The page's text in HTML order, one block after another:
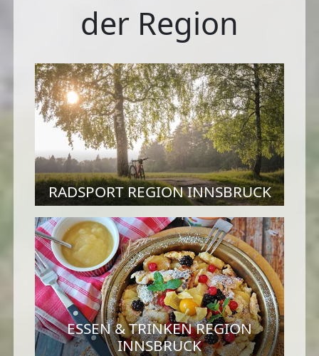
der Region
RADSPORT REGION INNSBRUCK
ESSEN & TRINKEN REGION
INNSBRUCK